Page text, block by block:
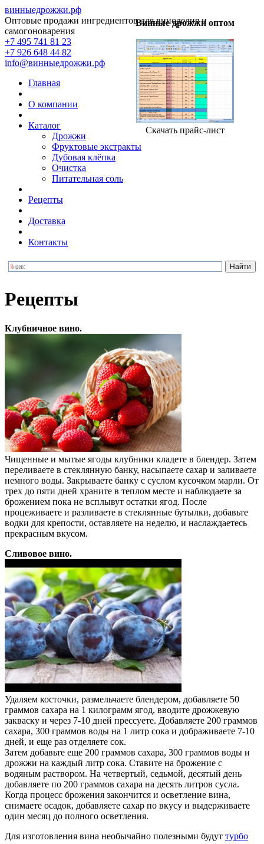
Винные дрожжи оптом
Скачать прайс-лист
винныедрожжи.рф
Оптовые продажи ингредиентов для виноделия и
самогоноварения
+7 495 741 81 23
+7 926 648 44 82
info@винныедрожжи.рф
Главная
О компании
Каталог
Дрожжи
Фруктовые экстракты
Дубовая клёпка
Очистка
Питательная соль
Рецепты
Доставка
Контакты
Рецепты
Клубничное вино.
Чищенные и мытые ягоды клубники кладете в блендер. Затем
переливаете в стеклянную банку, насыпаете сахар и заливаете
немного воды. Закрываете банку с суслом кусочком марли. От
трех до пяти дней храните в теплом месте и наблюдаете за
брожением пока не всплывут остатки ягод. После
процеживаете и разливаете в стеклянные бутылки, добавьте
водки для крепости, оставляете на неделю, и наслаждаетесь
прекрасным вкусом.
Сливовое вино.
Удаляем косточки, размельчаете блендером, добавляете 50
граммов сахара на 1 килограмм ягод, вводите дрожжевую
закваску и через 7-10 дней прессуете. Добавляете 200 граммов
сахара, 300 граммов воды на 1 литр сока и дображиваете 7-10
дней, и еще раз отделяете сок.
Затем добавьте еще 200 граммов сахара, 300 граммов воды и
дрожжи на каждый литр сока. Ставите на брожение с
водяным раствором. На четвертый, седьмой, десятый день
добавляете по 200 граммов сахара на десять литров сусла.
Когда процесс брожения закончится и осветление вина,
снимаете осадок, добавляете сахар по вкусу и выдерживаете
один месяц до полного осветления.
Для изготовления вина необычайно полезными будут турбо